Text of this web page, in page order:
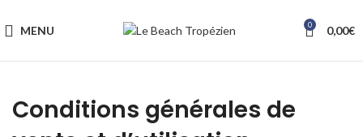
MENU 0 0,00€
Conditions générales de